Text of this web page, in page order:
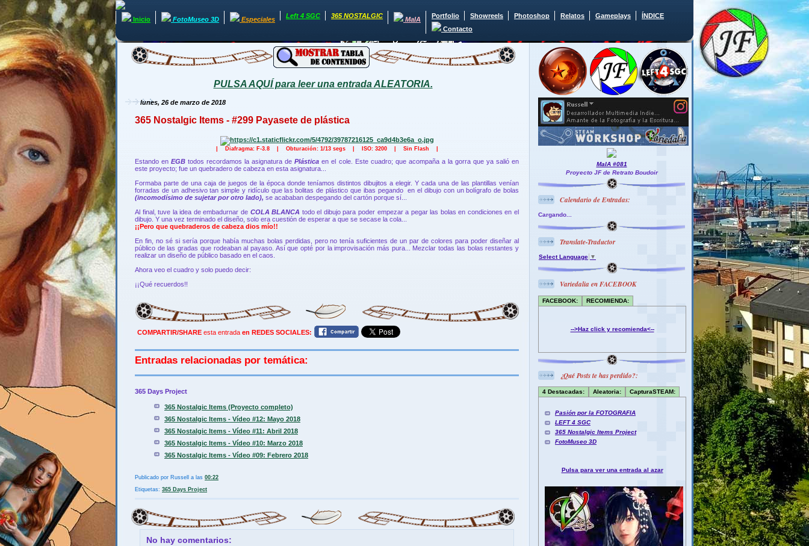
Inicio FotoMuseo 3D Especiales Left 4 SGC 365 NOSTALGIC MaIA Portfolio Showreels Photoshop Relatos Gameplays
ÍNDICE
Contacto
PULSA AQUÍ para leer una entrada ALEATORIA.
lunes, 26 de marzo de 2018
365 Nostalgic Items - #299 Payasete de plástica
| Diafragma: F-3.8 | Obturación: 1/13 segs | ISO: 3200 | Sin Flash |
Estando enEGBtodos recordamos la asignatura dePlásticaen el cole. Este cuadro; que acompaña a la gorra que ya salió en
este proyecto; fue un quebradero de cabeza en esta asignatura...
Formaba parte de una caja de juegos de la época donde teníamos distintos dibujitos a elegir. Y cada una de las plantillas venían
forradas de un adhesivo tan simple y ridículo que las bolitas de plástico que ibas pegando en el dibujo con un bolígrafo de bolas
(incomodísimo de sujetar por otro lado), se acababan despegando del cartón porque sí...
Al final, tuve la idea de embadurnar de COLA BLANCA todo el dibujo para poder empezar a pegar las bolas en condiciones en el
dibujo. Y una vez terminado el diseño, solo era cuestión de esperar a que se secase la cola...
¡¡Pero que quebraderos de cabeza dios mío!!
En fin, no sé si sería porque había muchas bolas perdidas, pero no tenía suficientes de un par de colores para poder diseñar al
público de las gradas que rodeaban al payaso. Así que opté por la improvisación más pura... Mezclar todas las bolas restantes y
realizar un diseño de público basado en el caos.
Ahora veo el cuadro y solo puedo decir:
¡¡Qué recuerdos!!
COMPARTIR/SHARE esta entrada en REDES SOCIALES:
Entradas relacionadas por temática:
365 Days Project
365 Nostalgic Items (Proyecto completo)
365 Nostalgic Items - Vídeo #12: Mayo 2018
365 Nostalgic Items - Vídeo #11: Abril 2018
365 Nostalgic Items - Vídeo #10: Marzo 2018
365 Nostalgic Items - Vídeo #09: Febrero 2018
Publicado por Russell a las 00:22
Etiquetas: 365 Days Project
No hay comentarios:
MaIA #081
Proyecto JF de Retrato Boudoir
Calendario de Entradas:
Cargando...
Translate-Traductor
Select Language ▼
Variedalia en FACEBOOK
FACEBOOK: RECOMIENDA:
-->Haz click y recomienda<--
¿Qué Posts te has perdido?:
4 Destacadas: Aleatoria: CapturaSTEAM:
Pasión por la FOTOGRAFIA
LEFT 4 SGC
365 Nostalgic Items Project
FotoMuseo 3D
Pulsa para ver una entrada al azar